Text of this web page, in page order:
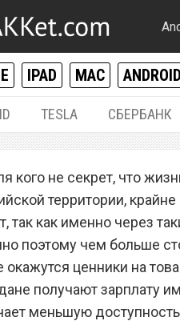
IPAD MAC ANDROID
TESLA СБЕРБАНК
и евро
кого не секрет, что
территории,
так как именно через
поэтому чем больше
ценники на
получают зарплату
меньшую